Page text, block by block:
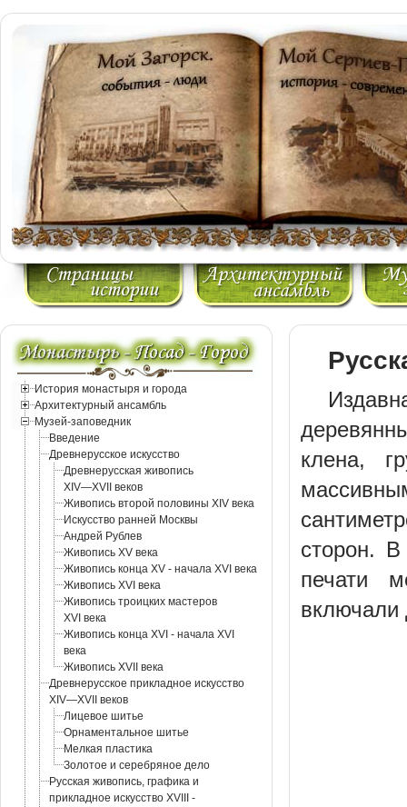
История монастыря и города
Архитектурный ансамбль
Музей-заповедник
Введение
Древнерусское искусство
Древнерусская живопись
XIV—XVII веков
Живопись второй половины XIV века
Искусство ранней Москвы
Андрей Рублев
Живопись XV века
Живопись конца XV - начала XVI века
Живопись XVI века
Живопись троицких мастеров
XVI века
Живопись конца XVI - начала XVI
века
Живопись XVII века
Древнерусское прикладное искусство
XIV—XVII веков
Лицевое шитье
Орнаментальное шитье
Мелкая пластика
Золотое и серебряное дело
Русская живопись, графика и
прикладное искусство XVIII -
клена,
сторон.
печати
включали